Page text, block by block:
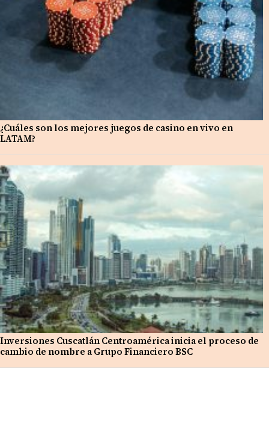
¿Cuáles son los mejores juegos de casino en vivo en
LATAM?
Inversiones Cuscatlán Centroamérica inicia el proceso de
cambio de nombre a Grupo Financiero BSC